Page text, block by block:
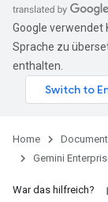
Google verwendet
Sprache zu
enthalten.
Home
Gemini
War das hilfreich?